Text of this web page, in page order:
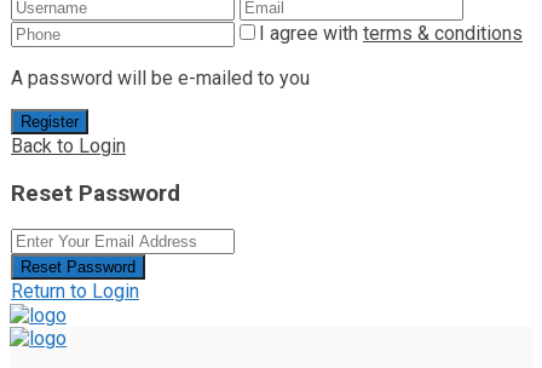
I agree with terms & conditions
A password will be e-mailed to you
Register
Back to Login
Reset Password
Reset Password
Return to Login